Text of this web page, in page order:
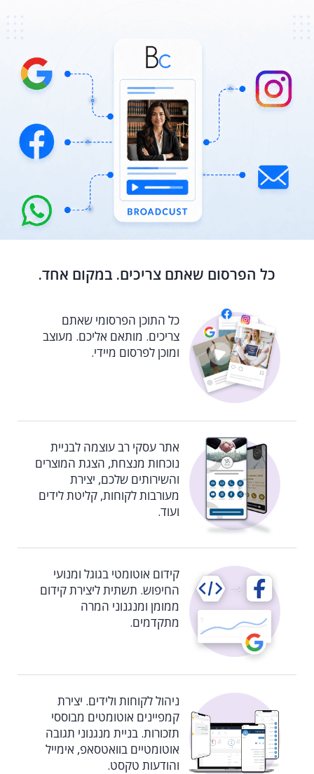
כל הפרסום שאתם צריכים. במקום אחד.
כל התוכן הפרסומי שאתם
צריכים. מותאם אליכם. מעוצב
ומוכן לפרסום מיידי.
אתר עסקי רב עוצמה לבניית
נוכחות מנצחת, הצגת המוצרים
והשירותים שלכם, יצירת
מעורבות לקוחות, קליטת לידים
ועוד.
קידום אוטומטי בגוגל ומנועי
החיפוש. תשתית ליצירת קידום
ממומן ומנגנוני המרה
מתקדמים.
ניהול לקוחות ולידים. יצירת
קמפיינים אוטומטים מבוססי
תזכורות. בניית מנגנוני תגובה
אוטומטיים בוואטסאפ, אימייל
והודעות טקסט.